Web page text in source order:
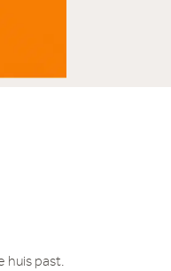
huis past.